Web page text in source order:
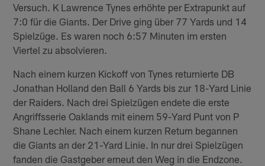
Versuch. K Lawrence Tynes erhöhte per Extrapunkt auf
7:0 für die Giants. Der Drive ging über 77 Yards und 14
Spielzüge. Es waren noch 6:57 Minuten im ersten
Viertel zu absolvieren.
Nach einem kurzen Kickoff von Tynes returnierte DB
Jonathan Holland den Ball 6 Yards bis zur 18-Yard Linie
der Raiders. Nach drei Spielzügen endete die erste
Angriffsserie Oaklands mit einem 59-Yard Punt von P
Shane Lechler. Nach einem kurzen Return begannen
die Giants an der 21-Yard Linie. In nur drei Spielzügen
fanden die Gastgeber erneut den Weg in die Endzone.